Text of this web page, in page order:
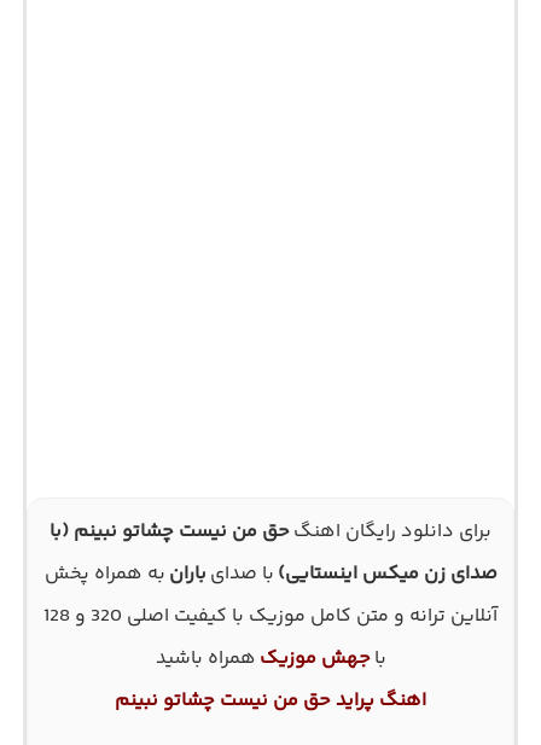
برای دانلود رایگان اهنگحق من نیست چشاتو نبینم (با
صدای زن میکس اینستایی) با صدای باران به همراه پخش
آنلاین ترانه و متن کامل موزیک با کیفیت اصلی 320 و 128
باجهش موزیک همراه باشید
اهنگ پراید حق من نیست چشاتو نبینم